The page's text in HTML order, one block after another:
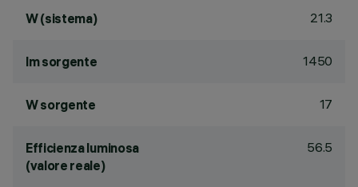
W (sistema) 21.3
lm sorgente 1450
W sorgente 17
Efficienza luminosa
(valore reale)
56.5